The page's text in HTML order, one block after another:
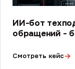
ИИ-бот
обращений -
Смотреть кейс→